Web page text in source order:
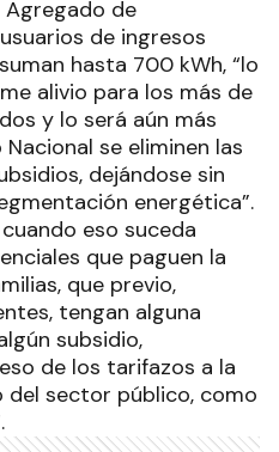
de
de ingresos
hasta 700 kWh, “lo
alivio para los más de
y lo será aún más
se eliminen las
dejándose sin
energética”.
eso suceda
que paguen la
que previo,
tengan alguna
subsidio,
de los tarifazos a la
sector público, como